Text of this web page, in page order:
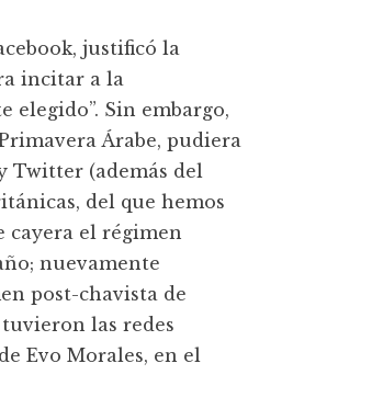
justificó la
incitar a la
Sin embargo,
Árabe, pudiera
Twitter (además del
del que hemos
cayera el régimen
nuevamente
post-chavista de
las redes
Evo Morales, en el